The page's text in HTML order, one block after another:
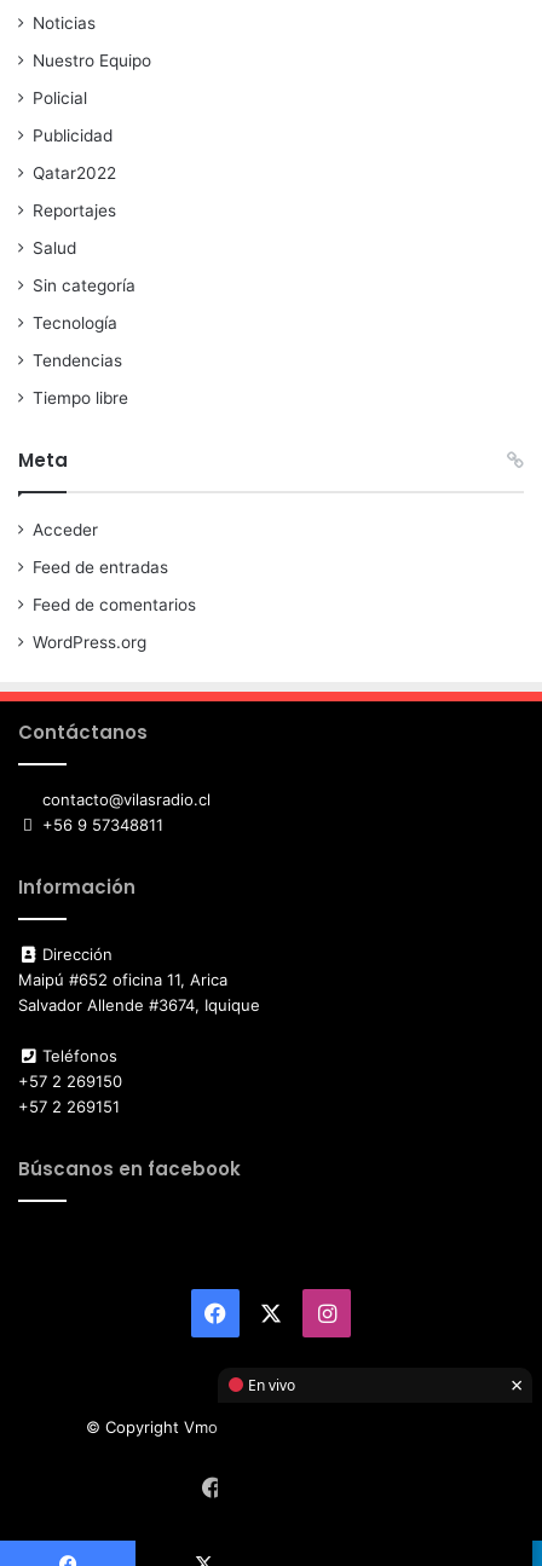
Noticias
Nuestro Equipo
Policial
Publicidad
Qatar2022
Reportajes
Salud
Sin categoría
Tecnología
Tendencias
Tiempo libre
Meta
Acceder
Feed de entradas
Feed de comentarios
WordPress.org
Contáctanos
contacto@vilasradio.cl
+56 9 57348811
Información
Dirección
Maipú #652 oficina 11, Arica
Salvador Allende #3674, Iquique
Teléfonos
+57 2 269150
+57 2 269151
Búscanos en facebook
Facebook Instagram
© Copyright Vmotor TI 2026, All Rights Reserved
En vivo ×